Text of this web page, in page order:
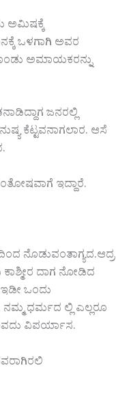
ಅಮಿಷಕ್ಕೆ
ಒಳಗಾಗಿ ಅವರ
ಅಮಾಯಕರನ್ನು
ಜನರಲ್ಲಿ
ಕೆಟ್ಟವನಾಗಲಾರ. ಆಸೆ
ಇದ್ದಾರೆ.
ನೊಡುವಂತಾಗ್ಯದ.ಆದ್ರ
ದಾಗ ನೋಡಿದ
ಒಂದು
ಧರ್ಮದ ಲ್ಲಿ ಎಲ್ಲರೂ
ವಿಪರ್ಯಾಸ.